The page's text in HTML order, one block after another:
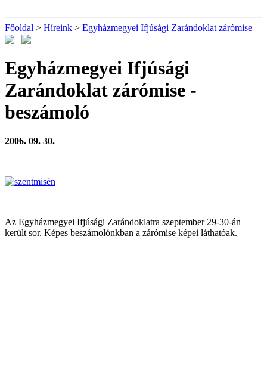
Főoldal > Híreink > Egyházmegyei Ifjúsági Zarándoklat zárómise
Egyházmegyei Ifjúsági
Zarándoklat zárómise -
beszámoló
2006. 09. 30.
Az Egyházmegyei Ifjúsági Zarándoklatra szeptember 29-30-án
került sor. Képes beszámolónkban a zárómise képei láthatóak.